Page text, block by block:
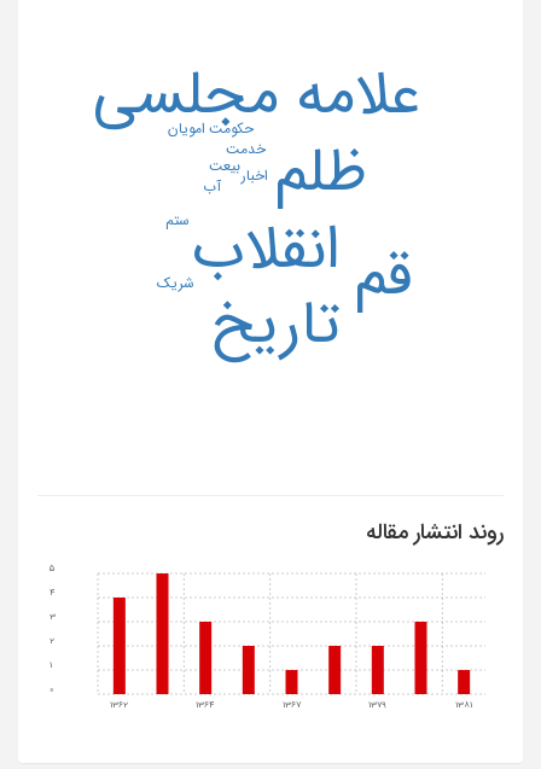
انقلاب
تاریخ
ظلم
علامه مجلسی
قم
آب
اخبار
بیعت
حکومت امویان
خدمت
ستم
شریک
روند انتشار مقاله
1362 1364 1367 1379 1381
0
1
2
3
4
5